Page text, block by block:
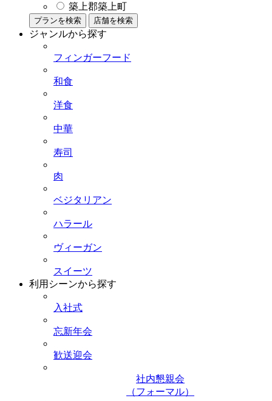
築上郡築上町
プランを検索 店舗を検索
ジャンルから探す
フィンガーフード
和食
洋食
中華
寿司
肉
ベジタリアン
ハラール
ヴィーガン
スイーツ
利用シーンから探す
入社式
忘新年会
歓送迎会
社内懇親会
（フォーマル）